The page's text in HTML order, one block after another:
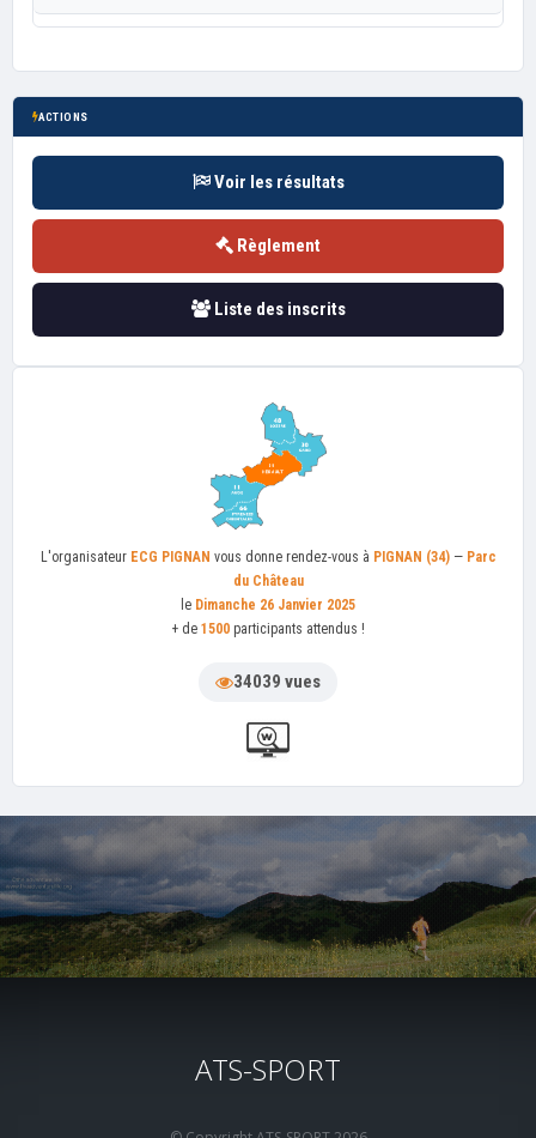
ACTIONS
Voir les résultats
Règlement
Liste des inscrits
L'organisateur ECG PIGNAN vous donne rendez-vous à PIGNAN (34)— Parc
du Château
le Dimanche 26 Janvier 2025
+ de 1500 participants attendus !
34039 vues
ATS-SPORT